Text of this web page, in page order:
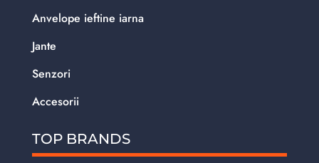
Anvelope ieftine iarna
Jante
Senzori
Accesorii
TOP BRANDS